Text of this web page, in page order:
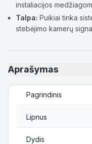
instaliacijos
Talpa: Puikiai tinka
stebėjimo kamerų
Aprašymas
Pagrindinis
Lipnus
Dydis